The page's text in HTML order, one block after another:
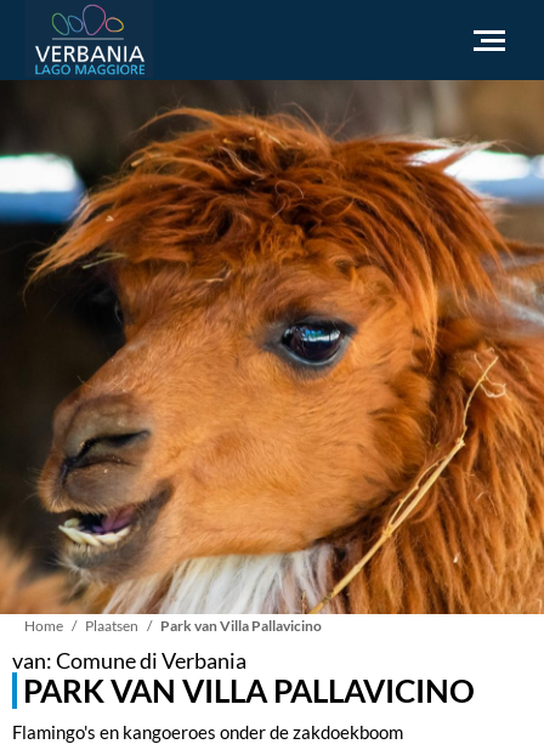
NL
Hoe kom ik bij Verbania
Toeristische informatie
Weer
Informatieaanvraag
Officiële website
Kruimelpad
Home Plaatsen Park van Villa Pallavicino
van: Comune di Verbania
PARK VAN VILLA PALLAVICINO
Flamingo's en kangoeroes onder de zakdoekboom